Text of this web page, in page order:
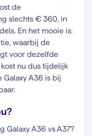
de
slechts € 360, in
En het mooie is:
waarbij de
voor dezelfde
nu dus tijdelijk
Galaxy A36 is bij
Galaxy A36 vs A37?